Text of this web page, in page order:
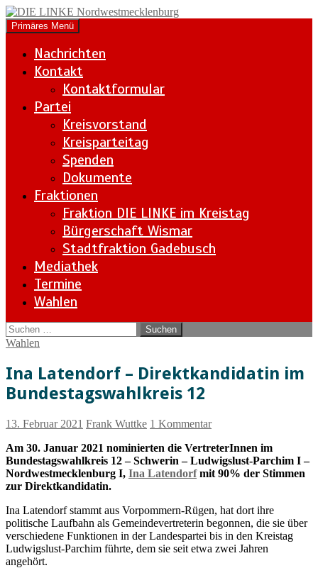
Zum
Inhalt
springen
DIE LINKE
Nordwestmecklenburg
Suchen
Primäres Menü
Nachrichten
Kontakt
Kontaktformular
Partei
Kreisvorstand
Kreisparteitag
Spenden
Dokumente
Fraktionen
Fraktion DIE LINKE im Kreistag
Bürgerschaft Wismar
Stadtfraktion Gadebusch
Mediathek
Termine
Wahlen
Suchen
nach:
Wahlen
Ina Latendorf – Direktkandidatin im
Bundestagswahlkreis 12
13. Februar 2021 Frank Wuttke 1 Kommentar
Am 30. Januar 2021 nominierten die VertreterInnen im
Bundestagswahlkreis 12 – Schwerin – Ludwigslust-Parchim I –
Nordwestmecklenburg I, Ina Latendorfmit 90% der Stimmen
zur Direktkandidatin.
Ina Latendorf stammt aus Vorpommern-Rügen, hat dort ihre
politische Laufbahn als Gemeindevertreterin begonnen, die sie über
verschiedene Funktionen in der Landespartei bis in den Kreistag
Ludwigslust-Parchim führte, dem sie seit etwa zwei Jahren
angehört.